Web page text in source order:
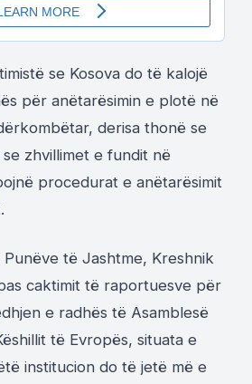
se Kosova do të kalojë
për anëtarësimin e plotë në
derisa thonë se
se zhvillimet e fundit në
procedurat e anëtarësimit
Punëve të Jashtme, Kreshnik
caktimit të raportuesve për
e radhës të Asamblesë
të Evropës, situata e
institucion do të jetë më e